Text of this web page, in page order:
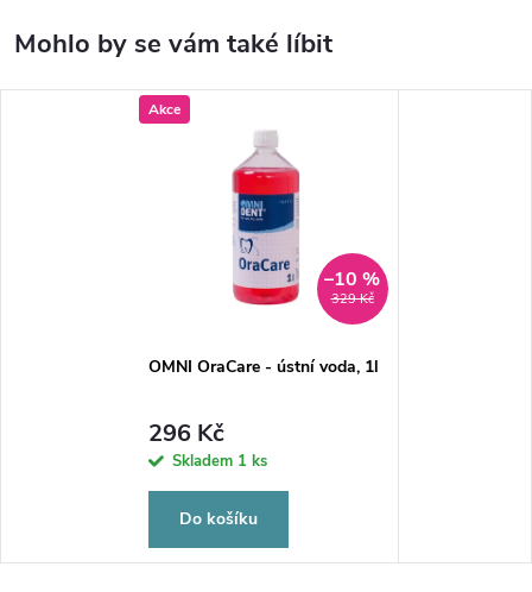
Akce
329 Kč
–10 %
OMNI OraCare - ústní voda, 1l
296 Kč
Skladem 1 ks
Do košíku